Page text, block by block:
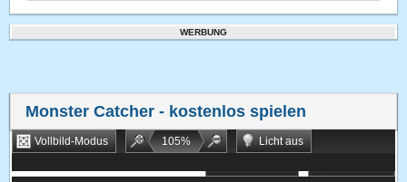
WERBUNG
Monster Catcher - kostenlos spielen
Vollbild-Modus 105%
Licht aus